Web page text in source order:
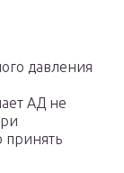
давления
АД не
принять